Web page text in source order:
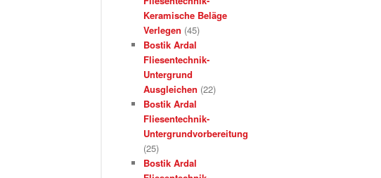
Keramische Beläge
Verlegen (45)
Bostik Ardal
Fliesentechnik-
Untergrund
Ausgleichen (22)
Bostik Ardal
Fliesentechnik-
Untergrundvorbereitung
(25)
Bostik Ardal